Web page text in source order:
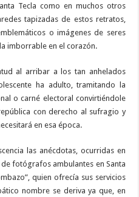
Tecla como en muchos otros
tapizadas de estos retratos,
o imágenes de seres
imborrable en el corazón.
al arribar a los tan anhelados
ha adulto, tramitando la
o carné electoral convirtiéndole
con derecho al sufragio y
en esa época.
las anécdotas, ocurridas en
fotógrafos ambulantes en Santa
quien ofrecía sus servicios
nombre se deriva ya que, en